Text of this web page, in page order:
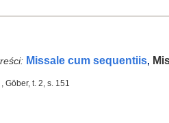
Missale cum sequentiis,
, Göber, t. 2, s. 151